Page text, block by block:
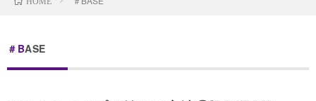
営
マ
＃BASE